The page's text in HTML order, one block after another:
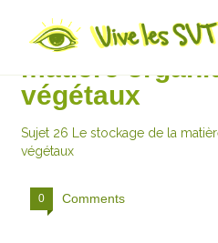
Sujet 26 Le
matière
végétaux
Sujet 26 Le stockage de la
végétaux
0 Comments